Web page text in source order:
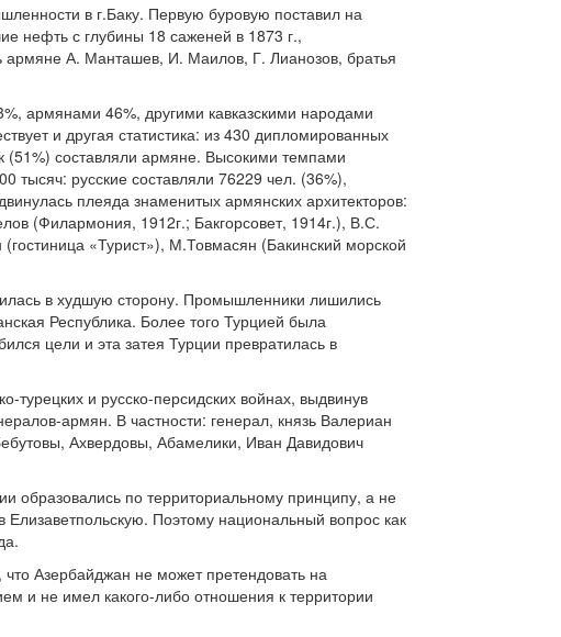
в г.Баку. Первую буровую поставил на
нефть с глубины 18 саженей в 1873 г.,
А. Манташев, И. Маилов, Г. Лианозов, братья
армянами 46%, другими кавказскими народами
и другая статистика: из 430 дипломированных
(51%) составляли армяне. Высокими темпами
тысяч: русские составляли 76229 чел. (36%),
плеяда знаменитых армянских архитекторов:
(Филармония, 1912г.; Бакгорсовет, 1914г.), В.С.
«Турист»), М.Товмасян (Бакинский морской
в худшую сторону. Промышленники лишились
Республика. Более того Турцией была
цели и эта затея Турции превратилась в
турецких и русско-персидских войнах, выдвинув
армян. В частности: генерал, князь Валериан
Ахвердовы, Абамелики, Иван Давидович
образовались по территориальному принципу, а не
Поэтому национальный вопрос как
что Азербайджан не может претендовать на
и не имел какого-либо отношения к территории